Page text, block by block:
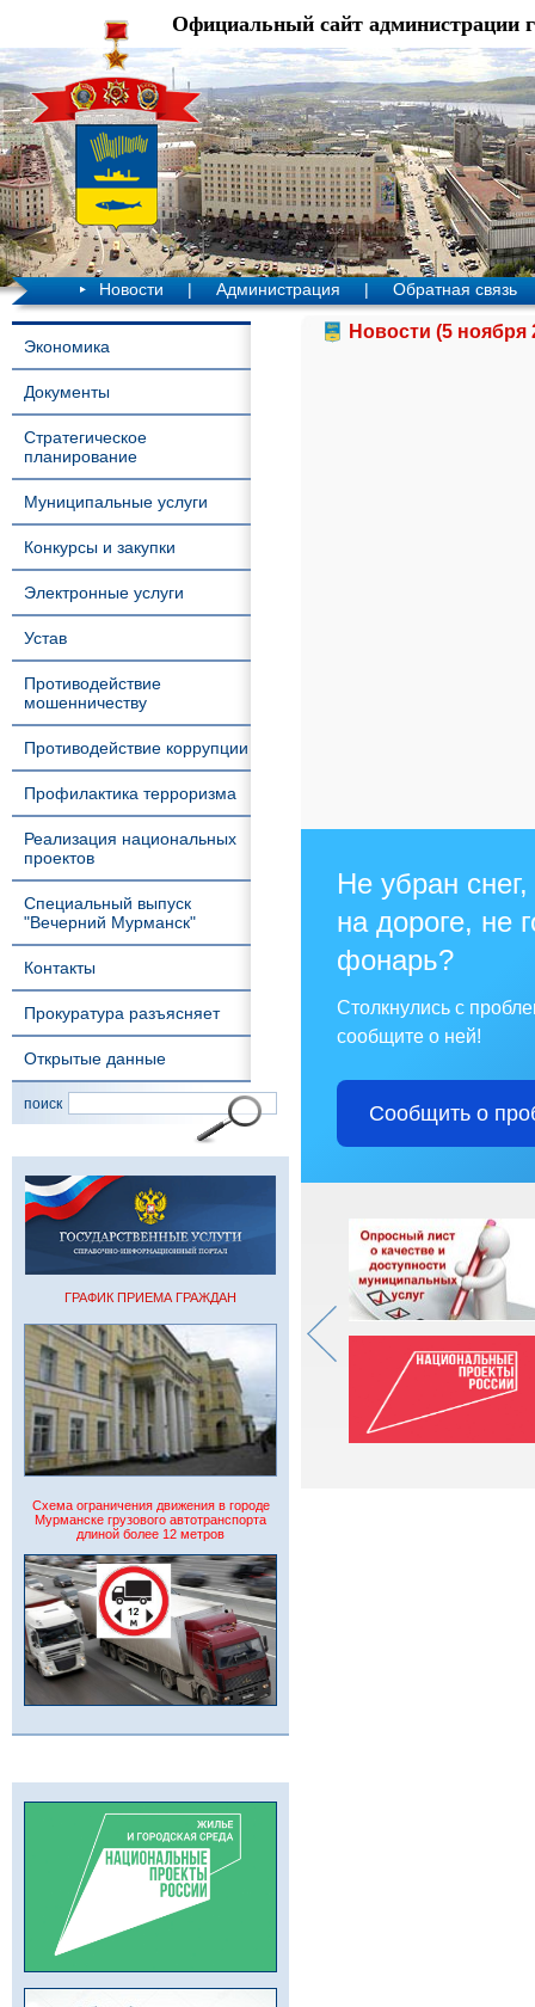
Официальный сайт администрации
Новости | Администрация | Обратная связь
Экономика
Документы
Стратегическое
планирование
Муниципальные услуги
Конкурсы и закупки
Электронные услуги
Устав
Противодействие
мошенничеству
Противодействие коррупции
Профилактика терроризма
Реализация национальных
проектов
Специальный выпуск
"Вечерний Мурманск"
Контакты
Прокуратура разъясняет
Открытые данные
поиск
ГРАФИК ПРИЕМА ГРАЖДАН
Схема ограничения движения в городе
Мурманске грузового автотранспорта
длиной более 12 метров
Новости (5 ноября
Не убран
на дороге, не
фонарь?
Столкнулись с
сообщите о ней!
Сообщить о